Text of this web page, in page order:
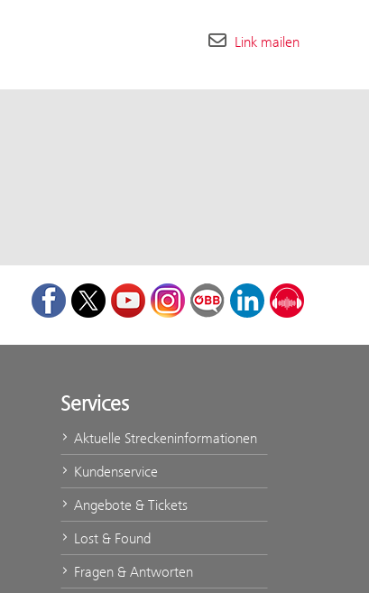
Link mailen
FacebookTwitterYoutubeInstagramÖBB Corporate Blog
LinkedInPodcast
Services
Aktuelle Streckeninformationen
Kundenservice
Angebote & Tickets
Lost & Found
Fragen & Antworten